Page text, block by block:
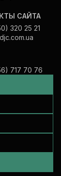
САЙТА
320 25 21
717 70 76